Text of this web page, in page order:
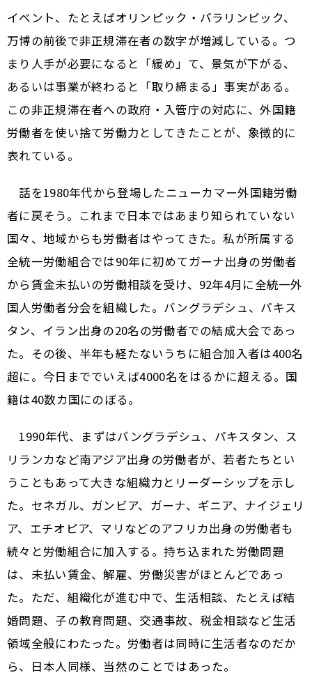
イベント、たとえばオリンピック・パラリンピック、
万博の前後で非正規滞在者の数字が増減している。つ
まり人手が必要になると「緩め」て、景気が下がる、
あるいは事業が終わると「取り締まる」事実がある。
この非正規滞在者への政府・入管庁の対応に、外国籍
労働者を使い捨て労働力としてきたことが、象徴的に
表れている。
話を1980年代から登場したニューカマー外国籍労働
者に戻そう。これまで日本ではあまり知られていない
国々、地域からも労働者はやってきた。私が所属する
全統一労働組合では90年に初めてガーナ出身の労働者
から賃金未払いの労働相談を受け、92年4月に全統一外
国人労働者分会を組織した。バングラデシュ、パキス
タン、イラン出身の20名の労働者での結成大会であっ
た。その後、半年も経たないうちに組合加入者は400名
超に。今日まででいえば4000名をはるかに超える。国
籍は40数カ国にのぼる。
1990年代、まずはバングラデシュ、パキスタン、ス
リランカなど南アジア出身の労働者が、若者たちとい
うこともあって大きな組織力とリーダーシップを示し
た。セネガル、ガンビア、ガーナ、ギニア、ナイジェリ
ア、エチオピア、マリなどのアフリカ出身の労働者も
続々と労働組合に加入する。持ち込まれた労働問題
は、未払い賃金、解雇、労働災害がほとんどであっ
た。ただ、組織化が進む中で、生活相談、たとえば結
婚問題、子の教育問題、交通事故、税金相談など生活
領域全般にわたった。労働者は同時に生活者なのだか
ら、日本人同様、当然のことではあった。